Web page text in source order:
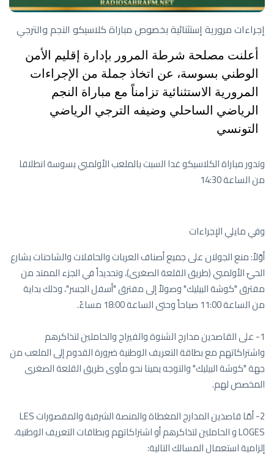
إجراءات مرورية إستثنائية بخصوص مباراة كلاسيكو النجم والترجي
أعلنت مصلحة شرطة المرور بإدارة إقليم الأمن
الوطني بسوسة، عن اتخاذ جملة من الإجراءات
المرورية الاستثنائية تزامناً مع مباراة النجم
الرياضي الساحلي وضيفه الترجي الرياضي
التونسي
وتدور مباراة الكلاسيكو غدا السبت بالملعب الأولمبي بسوسة انطلاقا
من الساعة 14:30
وفي مايلي الإجراءات
أوّلاً: منع الجولان على جميع أصناف العربات والحافلات والشاحنات بشارع
الحيّ الأولمبي (طريق القلعة الصغرى)، وتحديداً في الجزء الممتد من
مفترق "كوشة البيليك" وصولاً إلى مفترق "أسفل الجسر"، وذلك بداية
من الساعة 11:00 صباحاً وحتى الساعة 18:00 مساءً.
1- على القاصدين مدارج الشنوة والفيراج والحاملين لتذاكرهم
واشتراكاتهم مع بطاقة التعريف الوطنية ضرورة القدوم إلى الملعب من
جهة "كوشة البيليك" والتوجه يمينا نحو مأوى طريق القلعة الصغرى
المخصص لهم.
2- أمّا قاصدين المدارج المغطاة والمنصة الشرفية والمقصورات LES
LOGES و الحاملين لتذاكرهم أو اشتراكاتهم وبطاقات التعريف الوطنية،
إلزامية استعمال المسالك التالية: